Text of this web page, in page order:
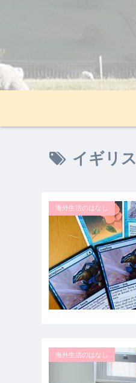
イギリス
海外生活のはなし
海外生活のはなし